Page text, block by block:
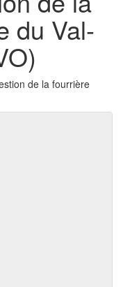
du Val-
de la fourrière